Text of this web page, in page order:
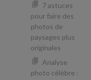
7 astuces
pour faire des
photos de
paysages plus
originales
Analyse
photo célèbre :